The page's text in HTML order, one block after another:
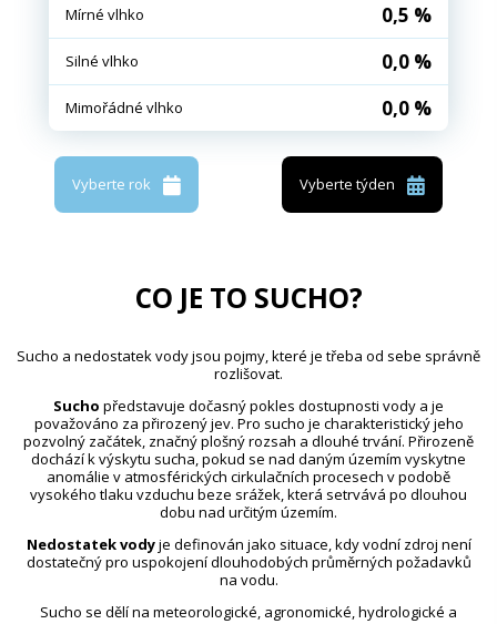
Mírné vlhko 0,5 %
Silné vlhko 0,0 %
Mimořádné vlhko 0,0 %
Vyberte rok Vyberte týden
CO JE TO SUCHO?
Sucho a nedostatek vody jsou pojmy, které je třeba od sebe správně
rozlišovat.
Sucho představuje dočasný pokles dostupnosti vody a je
považováno za přirozený jev. Pro sucho je charakteristický jeho
pozvolný začátek, značný plošný rozsah a dlouhé trvání. Přirozeně
dochází k výskytu sucha, pokud se nad daným územím vyskytne
anomálie v atmosférických cirkulačních procesech v podobě
vysokého tlaku vzduchu beze srážek, která setrvává po dlouhou
dobu nad určitým územím.
Nedostatek vodyje definován jako situace, kdy vodní zdroj není
dostatečný pro uspokojení dlouhodobých průměrných požadavků
na vodu.
Sucho se dělí na meteorologické, agronomické, hydrologické a